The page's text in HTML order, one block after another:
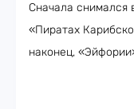
Сначала снимался
«Пиратах
наконец,